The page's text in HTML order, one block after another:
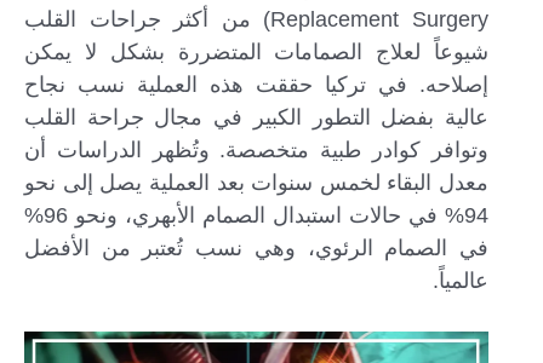
Replacement Surgery) من أكثر جراحات القلب
شيوعاً لعلاج الصمامات المتضررة بشكل لا يمكن
إصلاحه. في تركيا حققت هذه العملية نسب نجاح
عالية بفضل التطور الكبير في مجال جراحة القلب
وتوافر كوادر طبية متخصصة. وتُظهر الدراسات أن
معدل البقاء لخمس سنوات بعد العملية يصل إلى نحو
94% في حالات استبدال الصمام الأبهري، ونحو 96%
في الصمام الرئوي، وهي نسب تُعتبر من الأفضل
عالمياً.